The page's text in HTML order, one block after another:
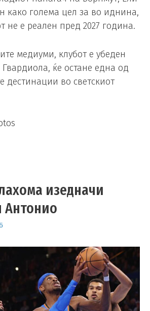
како голема цел за во иднина,
не е реален пред 2027 година.
медиуми, клубот е убеден
ќе остане една од
дестинации во светскиот
изедначи
Антонио